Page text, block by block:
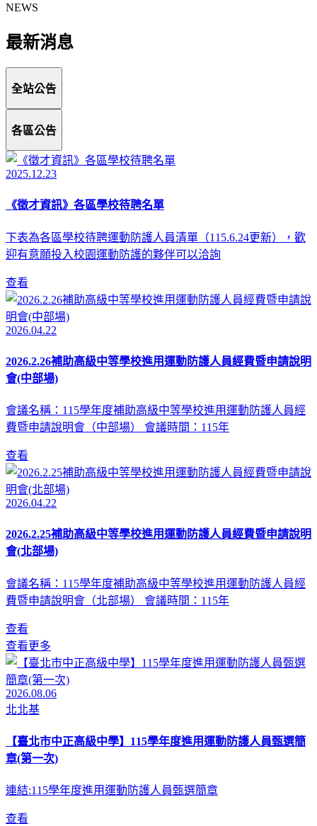
NEWS
最新消息
全站公告
各區公告
2025.12.23
《徵才資訊》各區學校待聘名單
下表為各區學校待聘運動防護人員清單（115.6.24更新），歡
迎有意願投入校園運動防護的夥伴可以洽詢
查看
2026.04.22
2026.2.26補助高級中等學校進用運動防護人員經費暨申請說明
會(中部場)
會議名稱：115學年度補助高級中等學校進用運動防護人員經
費暨申請說明會（中部場） 會議時間：115年
查看
2026.04.22
2026.2.25補助高級中等學校進用運動防護人員經費暨申請說明
會(北部場)
會議名稱：115學年度補助高級中等學校進用運動防護人員經
費暨申請說明會（北部場） 會議時間：115年
查看
查看更多
2026.08.06
北北基
【臺北市中正高級中學】115學年度進用運動防護人員甄選簡
章(第一次)
連結:115學年度進用運動防護人員甄選簡章
查看